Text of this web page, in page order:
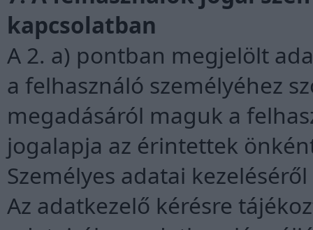
kapcsolatban
A 2. a) pontban megjelölt
a felhasználó személyéhez
megadásáról maguk a
jogalapja az érintettek
Személyes adatai
Az adatkezelő kérésre